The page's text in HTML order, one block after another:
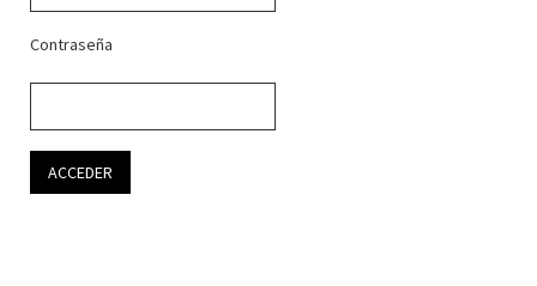
Contraseña